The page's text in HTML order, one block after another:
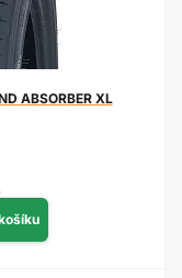
ABSORBER XL